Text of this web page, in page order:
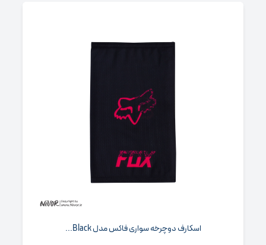
اسکارف دوچرخه‌ سواری فاکس مدل Black...